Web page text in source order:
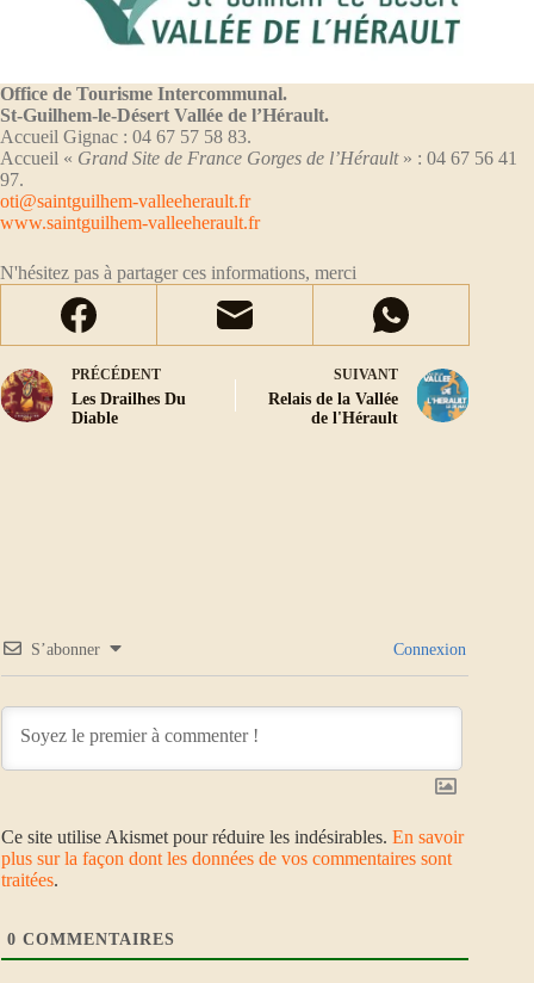
Office de Tourisme Intercommunal.
St-Guilhem-le-Désert Vallée de l’Hérault.
Accueil Gignac : 04 67 57 58 83.
Accueil « Grand Site de France Gorges de l’Hérault» : 04 67 56 41
97.
oti@saintguilhem-valleeherault.fr
www.saintguilhem-valleeherault.fr
N'hésitez pas à partager ces informations, merci
PRÉCÉDENT
Les Drailhes Du
Diable
SUIVANT
Relais de la Vallée
de l'Hérault
S’abonner Connexion
Ce site utilise Akismet pour réduire les indésirables. En savoir
plus sur la façon dont les données de vos commentaires sont
traitées.
0 COMMENTAIRES